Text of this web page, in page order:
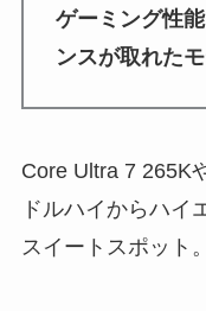
ゲーミング性
ンスが取れた
Core Ultra 7 265K
ドルハイからハイ
スイートスポット。